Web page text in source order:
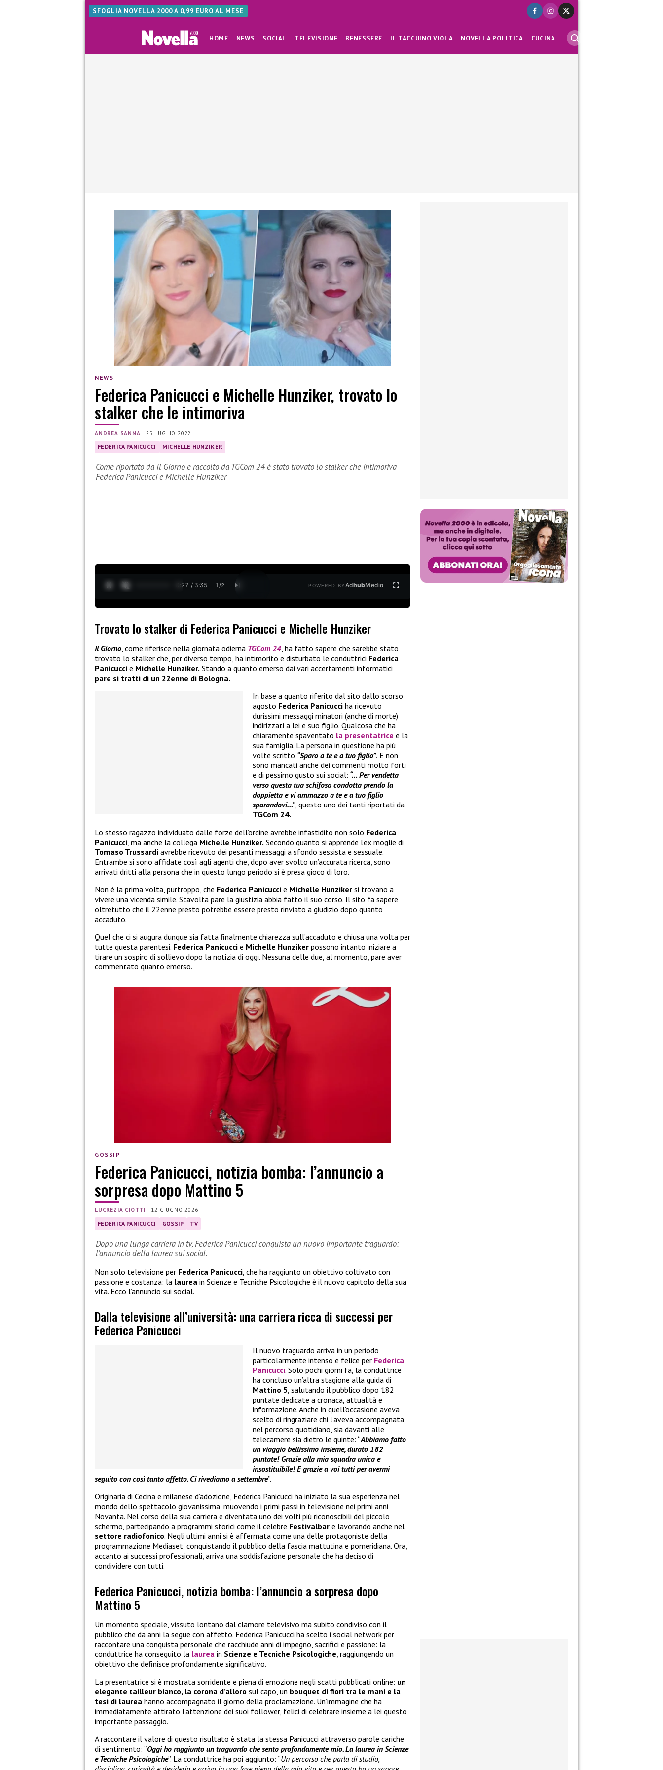
SFOGLIA NOVELLA 2000 A 0,99 EURO AL MESE
HOME NEWS SOCIAL TELEVISIONE BENESSERE IL TACCUINO VIOLA NOVELLA POLITICA CUCINA
NEWS
Federica Panicucci e Michelle Hunziker, trovato lo
stalker che le intimoriva
ANDREA SANNA |25 LUGLIO 2022
FEDERICA PANICUCCI MICHELLE HUNZIKER
Come riportato da Il Giorno e raccolto da TGCom 24 è stato trovato lo stalker che intimoriva
Federica Panicucci e Michelle Hunziker
0:28 / 3:35 1 /2 POWERED BYAdhubMedia
Trovato lo stalker di Federica Panicucci e Michelle Hunziker
Il Giorno, come riferisce nella giornata odierna TGCom 24, ha fatto sapere che sarebbe stato
trovato lo stalker che, per diverso tempo, ha intimorito e disturbato le conduttrici Federica
Panicucci e Michelle Hunziker. Stando a quanto emerso dai vari accertamenti informatici
pare si tratti di un 22enne di Bologna.
In base a quanto riferito dal sito dallo scorso
agosto Federica Panicucci ha ricevuto
durissimi messaggi minatori (anche di morte)
indirizzati a lei e suo figlio. Qualcosa che ha
chiaramente spaventato la presentatrice e la
sua famiglia. La persona in questione ha più
volte scritto “Sparo a te e a tuo figlio”. E non
sono mancati anche dei commenti molto forti
e di pessimo gusto sui social: “… Per vendetta
verso questa tua schifosa condotta prendo la
doppietta e vi ammazzo a te e a tuo figlio
sparandovi…”, questo uno dei tanti riportati da
TGCom 24.
Lo stesso ragazzo individuato dalle forze dell’ordine avrebbe infastidito non solo Federica
Panicucci, ma anche la collega Michelle Hunziker. Secondo quanto si apprende l’ex moglie di
Tomaso Trussardi avrebbe ricevuto dei pesanti messaggi a sfondo sessista e sessuale.
Entrambe si sono affidate così agli agenti che, dopo aver svolto un’accurata ricerca, sono
arrivati dritti alla persona che in questo lungo periodo si è presa gioco di loro.
Non è la prima volta, purtroppo, che Federica Panicucci e Michelle Hunziker si trovano a
vivere una vicenda simile. Stavolta pare la giustizia abbia fatto il suo corso. Il sito fa sapere
oltretutto che il 22enne presto potrebbe essere presto rinviato a giudizio dopo quanto
accaduto.
Quel che ci si augura dunque sia fatta finalmente chiarezza sull’accaduto e chiusa una volta per
tutte questa parentesi. Federica Panicucci e Michelle Hunziker possono intanto iniziare a
tirare un sospiro di sollievo dopo la notizia di oggi. Nessuna delle due, al momento, pare aver
commentato quanto emerso.
GOSSIP
Federica Panicucci, notizia bomba: l’annuncio a
sorpresa dopo Mattino 5
LUCREZIA CIOTTI | 12 GIUGNO 2026
FEDERICA PANICUCCI GOSSIP TV
Dopo una lunga carriera in tv, Federica Panicucci conquista un nuovo importante traguardo:
l’annuncio della laurea sui social.
Non solo televisione per Federica Panicucci, che ha raggiunto un obiettivo coltivato con
passione e costanza: la laurea in Scienze e Tecniche Psicologiche è il nuovo capitolo della sua
vita. Ecco l’annuncio sui social.
Dalla televisione all’università: una carriera ricca di successi per
Federica Panicucci
Il nuovo traguardo arriva in un periodo
particolarmente intenso e felice per Federica
Panicucci. Solo pochi giorni fa, la conduttrice
ha concluso un’altra stagione alla guida di
Mattino 5, salutando il pubblico dopo 182
puntate dedicate a cronaca, attualità e
informazione. Anche in quell’occasione aveva
scelto di ringraziare chi l’aveva accompagnata
nel percorso quotidiano, sia davanti alle
telecamere sia dietro le quinte: “Abbiamo fatto
un viaggio bellissimo insieme, durato 182
puntate! Grazie alla mia squadra unica e
insostituibile! E grazie a voi tutti per avermi
seguito con così tanto affetto. Ci rivediamo a settembre”.
Originaria di Cecina e milanese d’adozione, Federica Panicucci ha iniziato la sua esperienza nel
mondo dello spettacolo giovanissima, muovendo i primi passi in televisione nei primi anni
Novanta. Nel corso della sua carriera è diventata uno dei volti più riconoscibili del piccolo
schermo, partecipando a programmi storici come il celebre Festivalbar e lavorando anche nel
settore radiofonico. Negli ultimi anni si è affermata come una delle protagoniste della
programmazione Mediaset, conquistando il pubblico della fascia mattutina e pomeridiana. Ora,
accanto ai successi professionali, arriva una soddisfazione personale che ha deciso di
condividere con tutti.
Federica Panicucci, notizia bomba: l’annuncio a sorpresa dopo
Mattino 5
Un momento speciale, vissuto lontano dal clamore televisivo ma subito condiviso con il
pubblico che da anni la segue con affetto. Federica Panicucci ha scelto i social network per
raccontare una conquista personale che racchiude anni di impegno, sacrifici e passione: la
conduttrice ha conseguito la laurea in Scienze e Tecniche Psicologiche, raggiungendo un
obiettivo che definisce profondamente significativo.
La presentatrice si è mostrata sorridente e piena di emozione negli scatti pubblicati online: un
elegante tailleur bianco, la corona d’alloro sul capo, un bouquet di fiori tra le mani e la
tesi di laurea hanno accompagnato il giorno della proclamazione. Un’immagine che ha
immediatamente attirato l’attenzione dei suoi follower, felici di celebrare insieme a lei questo
importante passaggio.
A raccontare il valore di questo risultato è stata la stessa Panicucci attraverso parole cariche
di sentimento: “Oggi ho raggiunto un traguardo che sento profondamente mio. La laurea in Scienze
e Tecniche Psicologiche”. La conduttrice ha poi aggiunto: “Un percorso che parla di studio,